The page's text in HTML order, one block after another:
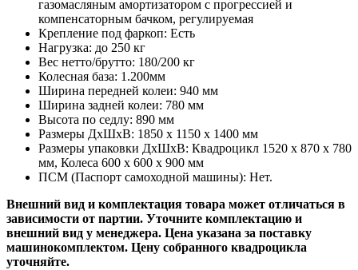
газомасляным амортизатором с прогрессией и
компенсаторным бачком, регулируемая
Крепление под фаркоп: Есть
Нагрузка: до 250 кг
Вес нетто/брутто: 180/200 кг
Колесная база: 1.200мм
Ширина передней колеи: 940 мм
Ширина задней колеи: 780 мм
Высота по седлу: 890 мм
Размеры ДхШхВ: 1850 x 1150 x 1400 мм
Размеры упаковки ДхШхВ: Квадроцикл 1520 х 870 х 780
мм, Колеса 600 х 600 х 900 мм
ПСМ (Паспорт самоходной машины): Нет.
Внешний вид и комплектация товара может отличаться в
зависимости от партии. Уточните комплектацию и
внешний вид у менеджера.​ Цена указана за поставку
машинокомплектом. Цену собранного квадроцикла
уточняйте.